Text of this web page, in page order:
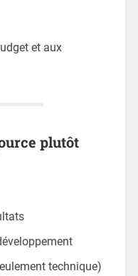
et aux
plutôt
technique)